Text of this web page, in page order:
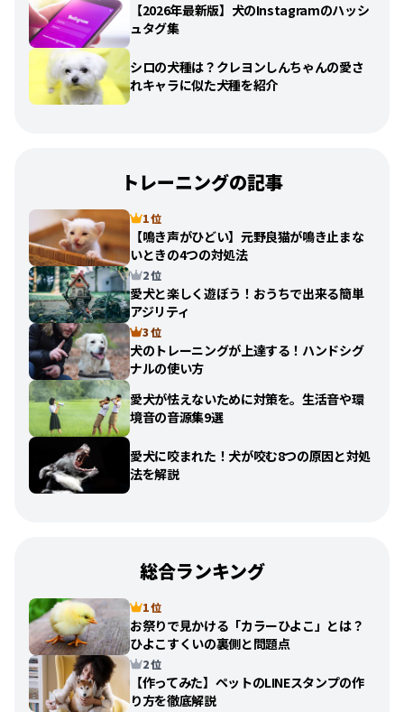
【2026年最新版】犬のInstagramのハッシ
ュタグ集
シロの犬種は？クレヨンしんちゃんの愛さ
れキャラに似た犬種を紹介
トレーニングの記事
1 位
【鳴き声がひどい】元野良猫が鳴き止まな
いときの4つの対処法
2 位
愛犬と楽しく遊ぼう！おうちで出来る簡単
アジリティ
3 位
犬のトレーニングが上達する！ハンドシグ
ナルの使い方
愛犬が怯えないために対策を。生活音や環
境音の音源集9選
愛犬に咬まれた！犬が咬む8つの原因と対処
法を解説
総合ランキング
1 位
お祭りで見かける「カラーひよこ」とは？
ひよこすくいの裏側と問題点
2 位
【作ってみた】ペットのLINEスタンプの作
り方を徹底解説